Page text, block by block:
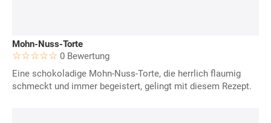
Mohn-Nuss-Torte
0 Bewertung
Eine schokoladige Mohn-Nuss-Torte, die herrlich flaumig
schmeckt und immer begeistert, gelingt mit diesem Rezept.